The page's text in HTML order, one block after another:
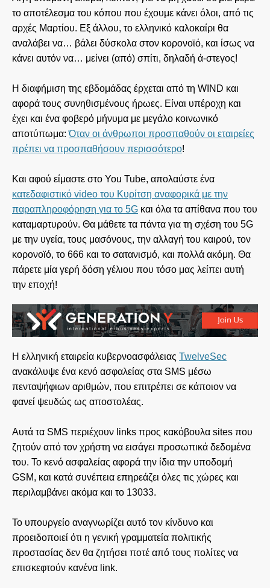
το αποτέλεσμα του κόπου που έχουμε κάνει όλοι, από τις
αρχές Μαρτίου. Εξ άλλου, το ελληνικό καλοκαίρι θα
αναλάβει να… βάλει δύσκολα στον κορονοϊό, και ίσως να
κάνει αυτόν να… μείνει (από) σπίτι, δηλαδή ά-στεγος!
H διαφήμιση της εβδομάδας έρχεται από τη WIND και
αφορά τους συνηθισμένους ήρωες. Είναι υπέροχη και
έχει και ένα φοβερό μήνυμα με μεγάλο κοινωνικό
αποτύπωμα:Όταν οι άνθρωποι προσπαθούν οι εταιρείες
πρέπει να προσπαθήσουν περισσότερο!
Και αφού είμαστε στο You Tube, απολαύστε ένα
κατεδαφιστικό video του Κυρίτση αναφορικά με την
παραπληροφόρηση για το 5G και όλα τα απίθανα που του
καταμαρτυρούν. Θα μάθετε τα πάντα για τη σχέση του 5G
με την υγεία, τους μασόνους, την αλλαγή του καιρού, τον
κορονοϊό, το 666 και το σατανισμό, και πολλά ακόμη. Θα
πάρετε μία γερή δόση γέλιου που τόσο μας λείπει αυτή
την εποχή!
Η ελληνική εταιρεία κυβερνοασφάλειας TwelveSec
ανακάλυψε ένα κενό ασφαλείας στα SMS μέσω
πενταψήφιων αριθμών, που επιτρέπει σε κάποιον να
φανεί ψευδώς ως αποστολέας.
Αυτά τα SMS περιέχουν links προς κακόβουλα sites που
ζητούν από τον χρήστη να εισάγει προσωπικά δεδομένα
του. Το κενό ασφαλείας αφορά την ίδια την υποδομή
GSM, και κατά συνέπεια επηρεάζει όλες τις χώρες και
περιλαμβάνει ακόμα και το 13033.
Το υπουργείο αναγνωρίζει αυτό τον κίνδυνο και
προειδοποιεί ότι η γενική γραμματεία πολιτικής
προστασίας δεν θα ζητήσει ποτέ από τους πολίτες να
επισκεφτούν κανένα link.